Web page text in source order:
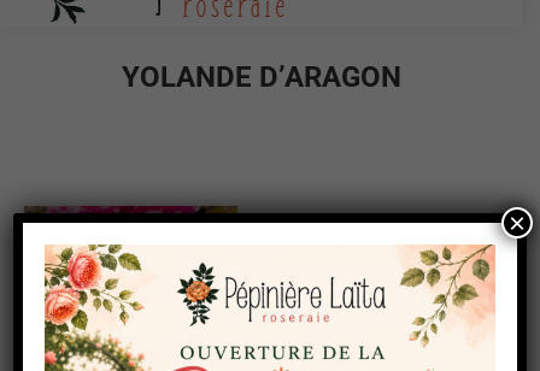
YOLANDE D’ARAGON
×